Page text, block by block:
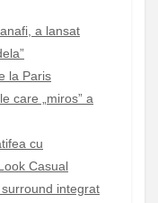
a lansat
la Paris
care „miros” a
cu
Casual
integrat